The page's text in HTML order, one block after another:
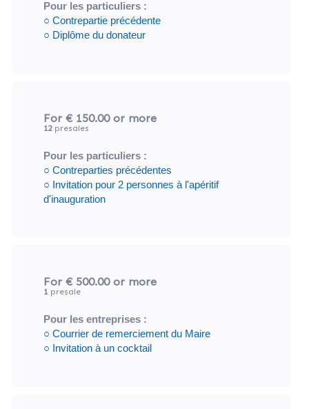
Pour les particuliers :
○ Contrepartie précédente
○ Diplôme du donateur
For € 150.00 or more
12presales
Pour les particuliers :
○ Contreparties précédentes
○ Invitation pour 2 personnes à l'apéritif
d'inauguration
For € 500.00 or more
1presale
Pour les entreprises :
○ Courrier de remerciement du Maire
○ Invitation à un cocktail